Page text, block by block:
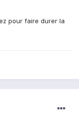
pour faire durer la